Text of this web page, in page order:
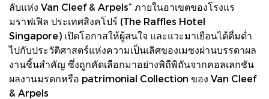
ลับแห่ง Van Cleef & Arpels” ภายในอาเขตของโรงแร
มราฟเฟิล ประเทศสิงคโปร์ (The Raffles Hotel
Singapore) เปิดโอกาสให้ผู้สนใจ และแวะมาเยือนได้ดื่มด่ำ
ไปกับประวัติศาสตร์แห่งความเป็นเลิศของเมซงผ่านบรรดาผล
งานชิ้นสำคัญ ซึ่งถูกคัดเลือกมาอย่างพิถีพิถันจากคอลเลกชัน
ผลงานมรดกหรือ patrimonial Collection ของ Van Cleef
& Arpels